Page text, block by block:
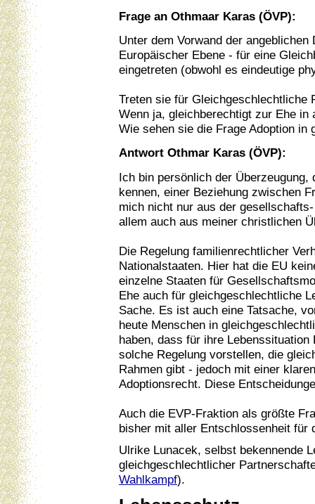
Frage an Othmaar Karas (ÖVP):
Unter dem Vorwand der
Europäischer Ebene - für eine
eingetreten (obwohl es eindeutige
Treten sie für Gleichgeschlechtliche
Wenn ja, gleichberechtigt zur Ehe in
Wie sehen sie die Frage Adoption
Antwort Othmar Karas (ÖVP):
Ich bin persönlich der
kennen, einer Beziehung zwischen
mich nicht nur aus der
allem auch aus meiner christlichen
Die Regelung familienrechtlicher
Nationalstaaten. Hier hat die EU
einzelne Staaten für
Ehe auch für gleichgeschlechtliche
Sache. Es ist auch eine Tatsache,
heute Menschen in
haben, dass für ihre
solche Regelung vorstellen, die
Rahmen gibt - jedoch mit einer
Adoptionsrecht. Diese
Auch die EVP-Fraktion als größte
bisher mit aller Entschlossenheit für
Ulrike Lunacek, selbst bekennende
gleichgeschlechtlicher
Wahlkampf).